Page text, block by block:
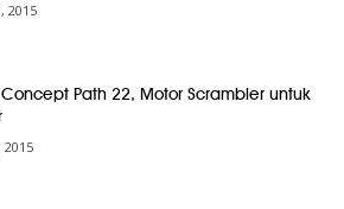
2015
Concept Path 22, Motor Scrambler untuk
2015